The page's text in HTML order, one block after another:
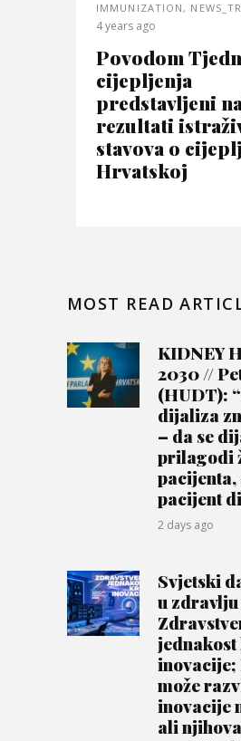
IMMUNIZATION,
4 years ago
Povodom
cijepljenja
predstavljeni
rezultati
stavova o
Hrvatskoj
MOST READ
KIDNEY
2030 //
(HUDT):
dijaliza
– da se
prilagodi
pacijenta,
pacijent
2 days ago
Svjetski
u zdravlju
inovacije;
može
inovacije
ali